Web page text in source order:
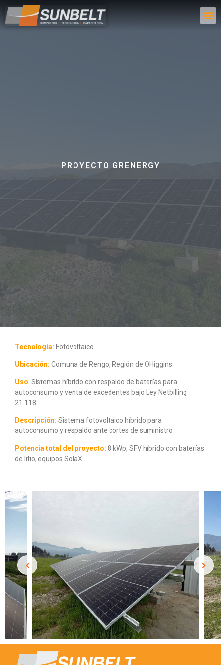
PROYECTO GRENERGY
Tecnología: Fotovoltaico
Ubicación: Comuna de Rengo, Región de OHiggins
Uso: Sistemas híbrido con respaldo de baterías para
autoconsumo y venta de excedentes bajo Ley Netbilling
21.118
Descripción: Sistema fotovoltaico híbrido para
autoconsumo y respaldo ante cortes de suministro
Potencia total del proyecto: 8 kWp, SFV híbrido con baterías
de litio, equipos SolaX